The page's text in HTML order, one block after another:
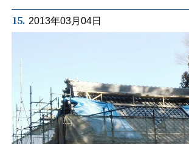
15. 2013年03月04日